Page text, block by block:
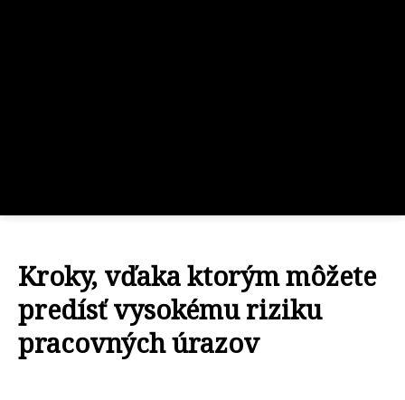
Kroky, vďaka ktorým môžete
predísť vysokému riziku
pracovných úrazov